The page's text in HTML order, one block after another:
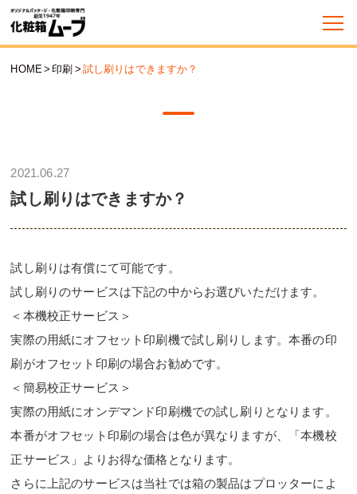
HOME> 印刷 > 試し刷りはできますか？
2021.06.27
試し刷りはできますか？
試し刷りは有償にて可能です。
試し刷りのサービスは下記の中からお選びいただけます。
＜本機校正サービス＞
実際の用紙にオフセット印刷機で試し刷りします。本番の印
刷がオフセット印刷の場合お勧めです。
＜簡易校正サービス＞
実際の用紙にオンデマンド印刷機での試し刷りとなります。
本番がオフセット印刷の場合は色が異なりますが、「本機校
正サービス」よりお得な価格となります。
さらに上記のサービスは当社では箱の製品はプロッターによ